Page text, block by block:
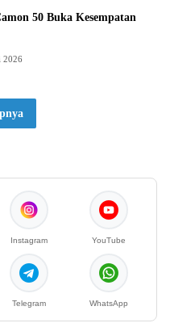
50 Buka Kesempatan
2026
Instagram YouTube
Telegram WhatsApp